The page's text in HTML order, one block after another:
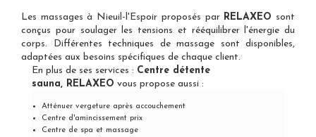
Les massages à Nieuil-l'Espoir proposés par RELAXEO sont
conçus pour soulager les tensions et rééquilibrer l'énergie du
corps. Différentes techniques de massage sont disponibles,
adaptées aux besoins spécifiques de chaque client.
En plus de ses services : Centre détente
sauna, RELAXEO vous propose aussi :
Atténuer vergeture après accouchement
Centre d'amincissement prix
Centre de spa et massage